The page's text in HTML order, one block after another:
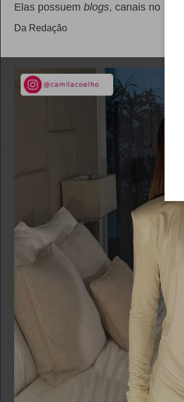
Elas possuem blogs, canais no
Da Redação
QUEM SOMOS